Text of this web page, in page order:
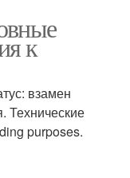
к
взамен
Технические
purposes.